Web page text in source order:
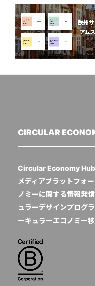
CIRCULAR
Circular Economy Hub
メディアプラットフォ
ノミーに関する情報発
ュラーデザインプログ
ーキュラーエコノミー